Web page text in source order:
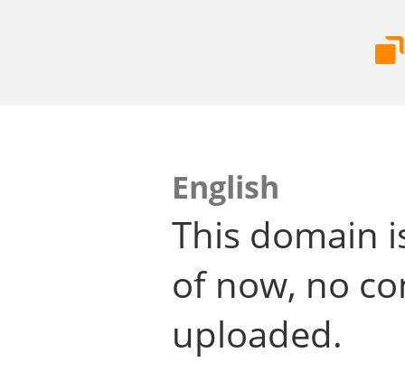
English
This domain
of now, no
uploaded.